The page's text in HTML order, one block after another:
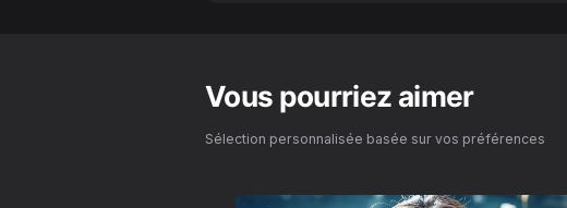
Vous pourriez aimer
Sélection personnalisée basée sur vos préférences